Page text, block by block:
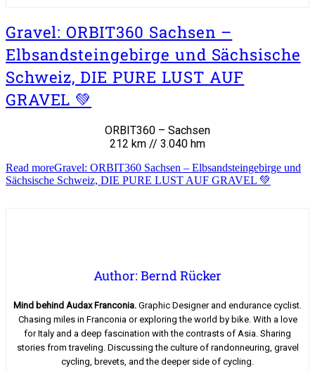
Gravel: ORBIT360 Sachsen –
Elbsandsteingebirge und Sächsische
Schweiz, DIE PURE LUST AUF
GRAVEL 💚
ORBIT360 – Sachsen
212 km // 3.040 hm
Read moreGravel: ORBIT360 Sachsen – Elbsandsteingebirge und
Sächsische Schweiz, DIE PURE LUST AUF GRAVEL 💚
Author: Bernd Rücker
Mind behind Audax Franconia. Graphic Designer and endurance cyclist.
Chasing miles in Franconia or exploring the world by bike. With a love
for Italy and a deep fascination with the contrasts of Asia. Sharing
stories from traveling. Discussing the culture of randonneuring, gravel
cycling, brevets, and the deeper side of cycling.